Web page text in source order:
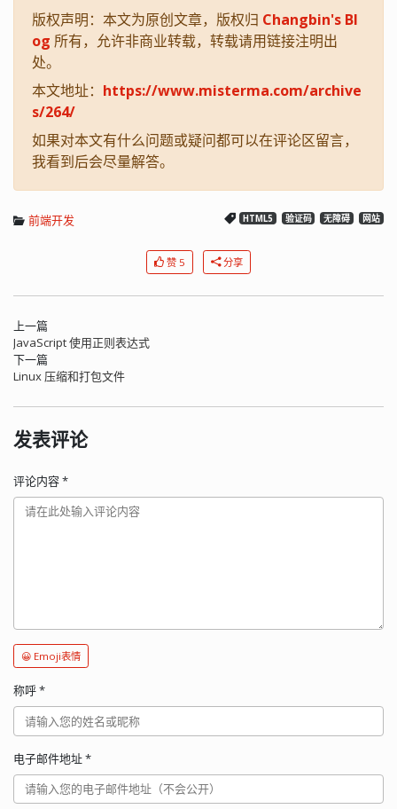
版权声明：本文为原创文章，版权归 Changbin's Bl
og 所有，允许非商业转载，转载请用链接注明出
处。
本文地址： https://www.misterma.com/archive
s/264/
如果对本文有什么问题或疑问都可以在评论区留言，
我看到后会尽量解答。
前端开发 HTML5 验证码 无障碍 网站
赞 5 分享
上一篇
JavaScript 使用正则表达式
下一篇
Linux 压缩和打包文件
发表评论
评论内容*
😀 Emoji表情
称呼*
电子邮件地址*